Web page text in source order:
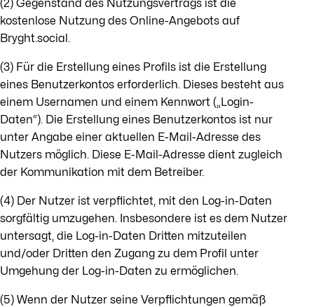
(2) Gegenstand des Nutzungsvertrags ist die
kostenlose Nutzung des Online-Angebots auf
Bryght.social.
(3) Für die Erstellung eines Profils ist die Erstellung
eines Benutzerkontos erforderlich. Dieses besteht aus
einem Usernamen und einem Kennwort („Login-
Daten“). Die Erstellung eines Benutzerkontos ist nur
unter Angabe einer aktuellen E-Mail-Adresse des
Nutzers möglich. Diese E-Mail-Adresse dient zugleich
der Kommunikation mit dem Betreiber.
(4) Der Nutzer ist verpflichtet, mit den Log-in-Daten
sorgfältig umzugehen. Insbesondere ist es dem Nutzer
untersagt, die Log-in-Daten Dritten mitzuteilen
und/oder Dritten den Zugang zu dem Profil unter
Umgehung der Log-in-Daten zu ermöglichen.
(5) Wenn der Nutzer seine Verpflichtungen gemäß